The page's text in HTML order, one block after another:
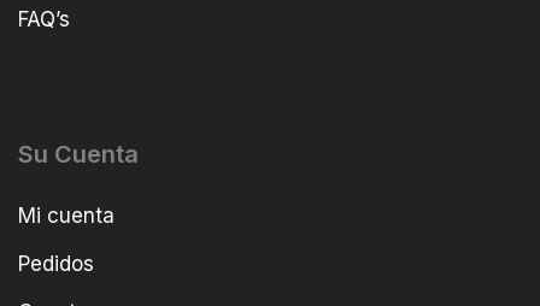
FAQ’s
Su Cuenta
Mi cuenta
Pedidos